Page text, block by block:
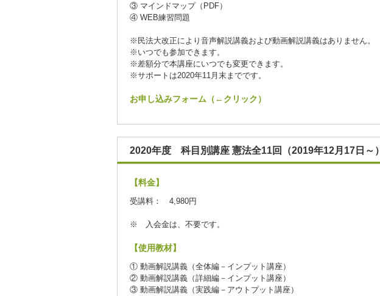
③ マインドマップ（PDF）
④ WEB練習問題
※民法大改正により音声解説講義および動画解説講義はありません。
※いつでも参加できます。
※差額分で本講座にいつでも変更できます。
※サポートは2020年11月末までです。
お申し込みフォーム（←クリック）
2020年度 科目別講座 憲法全11回（2019年12月17日～）
【料金】
受講料： 4,980円
※ 入会金は、不要です。
【使用教材】
① 動画解説講義（全体編－インプット講座）
② 動画解説講義（詳細編－インプット講座）
③ 動画解説講義（実践編－アウトプット講座）